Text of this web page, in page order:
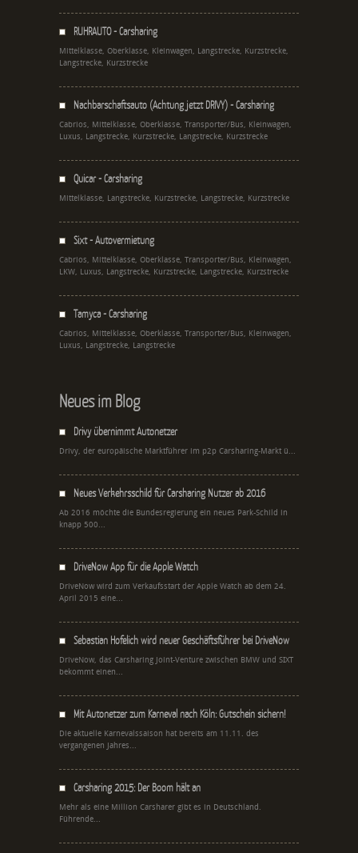
RUHRAUTO - Carsharing
Mittelklasse, Oberklasse, Kleinwagen, Langstrecke, Kurzstrecke,
Langstrecke, Kurzstrecke
Nachbarschaftsauto (Achtung jetzt DRIVY) - Carsharing
Cabrios, Mittelklasse, Oberklasse, Transporter/Bus, Kleinwagen,
Luxus, Langstrecke, Kurzstrecke, Langstrecke, Kurzstrecke
Quicar - Carsharing
Mittelklasse, Langstrecke, Kurzstrecke, Langstrecke, Kurzstrecke
Sixt - Autovermietung
Cabrios, Mittelklasse, Oberklasse, Transporter/Bus, Kleinwagen,
LKW, Luxus, Langstrecke, Kurzstrecke, Langstrecke, Kurzstrecke
Tamyca - Carsharing
Cabrios, Mittelklasse, Oberklasse, Transporter/Bus, Kleinwagen,
Luxus, Langstrecke, Langstrecke
Neues im Blog
Drivy übernimmt Autonetzer
Drivy, der europäische Marktführer im p2p Carsharing-Markt ü...
Neues Verkehrsschild für Carsharing Nutzer ab 2016
Ab 2016 möchte die Bundesregierung ein neues Park-Schild in
knapp 500...
DriveNow App für die Apple Watch
DriveNow wird zum Verkaufsstart der Apple Watch ab dem 24.
April 2015 eine...
Sebastian Hofelich wird neuer Geschäftsführer bei DriveNow
DriveNow, das Carsharing Joint-Venture zwischen BMW und SIXT
bekommt einen...
Mit Autonetzer zum Karneval nach Köln: Gutschein sichern!
Die aktuelle Karnevalssaison hat bereits am 11.11. des
vergangenen Jahres...
Carsharing 2015: Der Boom hält an
Mehr als eine Million Carsharer gibt es in Deutschland.
Führende...